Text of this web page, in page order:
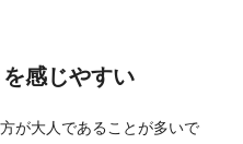
感じやすい
が大人であることが多いで